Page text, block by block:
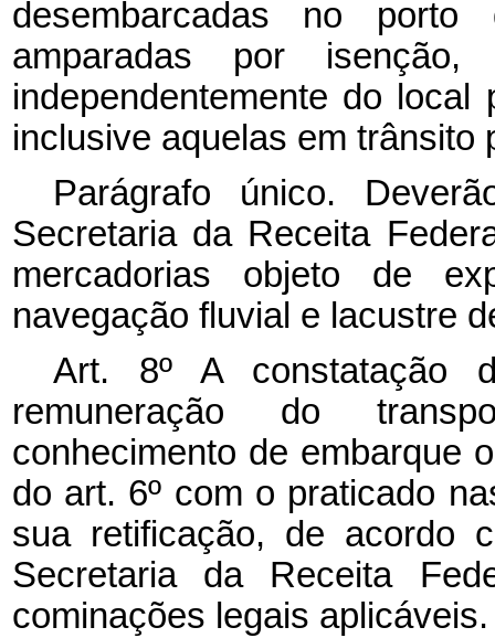
desembarcadas no porto
amparadas por
independentemente do
inclusive aquelas em trânsito
Parágrafo único.
Secretaria da Receita
mercadorias objeto de
navegação fluvial e lacustre
Art. 8º A constatação
remuneração do
conhecimento de embarque
do art. 6º com o praticado
sua retificação, de acordo
Secretaria da Receita
cominações legais aplicáveis.